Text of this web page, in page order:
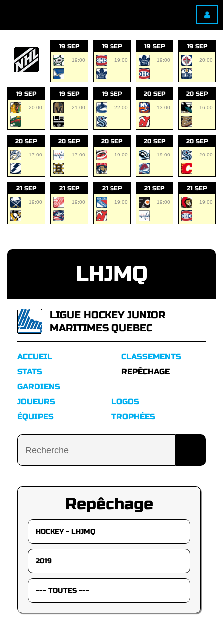
19 SEP
19:00
19 SEP
19:00
19 SEP
19:00
19 SEP
20:00
19 SEP
20:00
19 SEP
21:00
19 SEP
22:00
20 SEP
13:00
20 SEP
16:00
20 SEP
17:00
20 SEP
17:00
20 SEP
19:00
20 SEP
19:00
20 SEP
20:00
21 SEP
19:00
21 SEP
19:00
21 SEP
19:00
21 SEP
19:00
21 SEP
19:00
LHJMQ
LIGUE HOCKEY JUNIOR
MARITIMES QUEBEC
ACCUEIL
STATS
GARDIENS
CLASSEMENTS
REPÊCHAGE
JOUEURS
ÉQUIPES
LOGOS
TROPHÉES
Repêchage